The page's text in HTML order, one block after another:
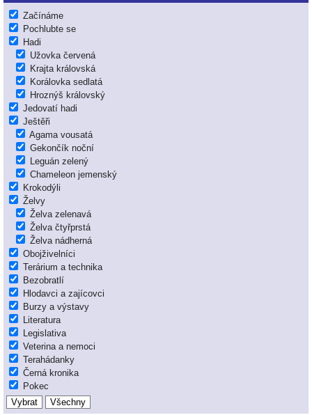
Začínáme
Pochlubte se
Hadi
Užovka červená
Krajta královská
Korálovka sedlatá
Hroznýš královský
Jedovatí hadi
Ještěři
Agama vousatá
Gekončík noční
Leguán zelený
Chameleon jemenský
Krokodýli
Želvy
Želva zelenavá
Želva čtyřprstá
Želva nádherná
Obojživelníci
Terárium a technika
Bezobratlí
Hlodavci a zajícovci
Burzy a výstavy
Literatura
Legislativa
Veterina a nemoci
Terahádanky
Černá kronika
Pokec